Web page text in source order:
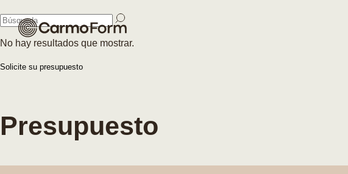
No hay resultados que mostrar.
Solicite su presupuesto
Cerrar
Presupuesto